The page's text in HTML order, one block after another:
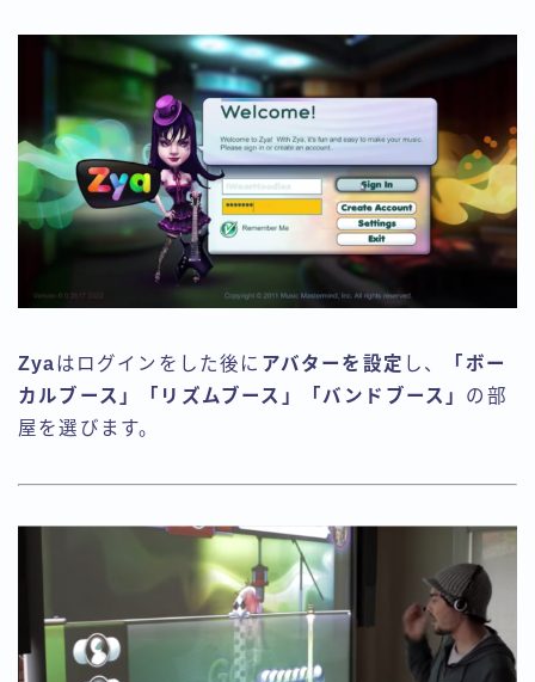
Zyaはログインをした後に アバターを設定 し、
「ボー
カルブース」「リズムブース」「バンドブース」 の部
屋を選びます。